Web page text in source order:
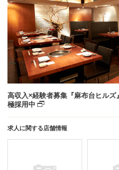
高収入×経験者募集『麻布台ヒル
極採用中
求人に関する店舗情報